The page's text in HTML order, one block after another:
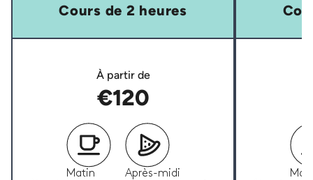
Cours de 2 heures
À partir de
€120
Matin
Après-midi